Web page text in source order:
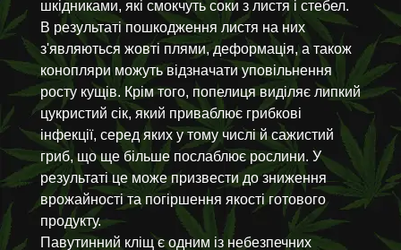
шкідниками, які смокчуть соки з листя і стебел.
В результаті пошкодження листя на них
з'являються жовті плями, деформація, а також
конопляри можуть відзначати уповільнення
росту кущів. Крім того, попелиця виділяє липкий
цукристий сік, який приваблює грибкові
інфекції, серед яких у тому числі й сажистий
гриб, що ще більше послаблює рослини. У
результаті це може призвести до зниження
врожайності та погіршення якості готового
продукту.
Павутинний кліщ є одним із небезпечних